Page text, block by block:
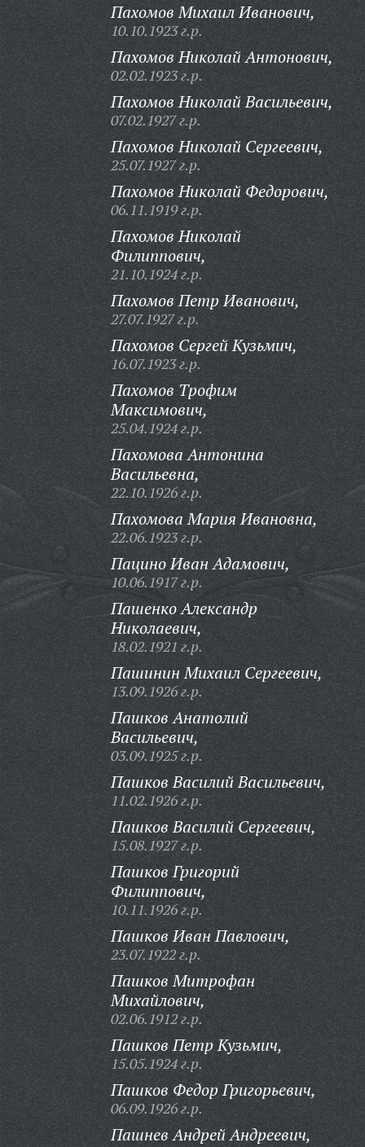
Пахомов Михаил Иванович,
10.10.1923 г.р.
Пахомов Николай Антонович,
02.02.1923 г.р.
Пахомов Николай Васильевич,
07.02.1927 г.р.
Пахомов Николай Сергеевич,
25.07.1927 г.р.
Пахомов Николай Федорович,
06.11.1919 г.р.
Пахомов Николай
Филиппович,
21.10.1924 г.р.
Пахомов Петр Иванович,
27.07.1927 г.р.
Пахомов Сергей Кузьмич,
16.07.1923 г.р.
Пахомов Трофим
Максимович,
25.04.1924 г.р.
Пахомова Антонина
Васильевна,
22.10.1926 г.р.
Пахомова Мария Ивановна,
22.06.1923 г.р.
Пацино Иван Адамович,
10.06.1917 г.р.
Пашенко Александр
Николаевич,
18.02.1921 г.р.
Пашинин Михаил Сергеевич,
13.09.1926 г.р.
Пашков Анатолий
Васильевич,
03.09.1925 г.р.
Пашков Василий Васильевич,
11.02.1926 г.р.
Пашков Василий Сергеевич,
15.08.1927 г.р.
Пашков Григорий
Филиппович,
10.11.1926 г.р.
Пашков Иван Павлович,
23.07.1922 г.р.
Пашков Митрофан
Михайлович,
02.06.1912 г.р.
Пашков Петр Кузьмич,
15.05.1924 г.р.
Пашков Федор Григорьевич,
06.09.1926 г.р.
Пашнев Андрей Андреевич,